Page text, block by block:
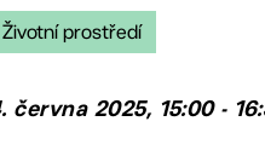
Životní prostředí
června 2025, 15:00 -